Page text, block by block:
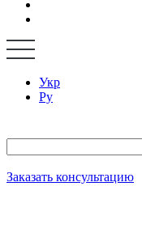
Укр
Ру
Заказать консультацию